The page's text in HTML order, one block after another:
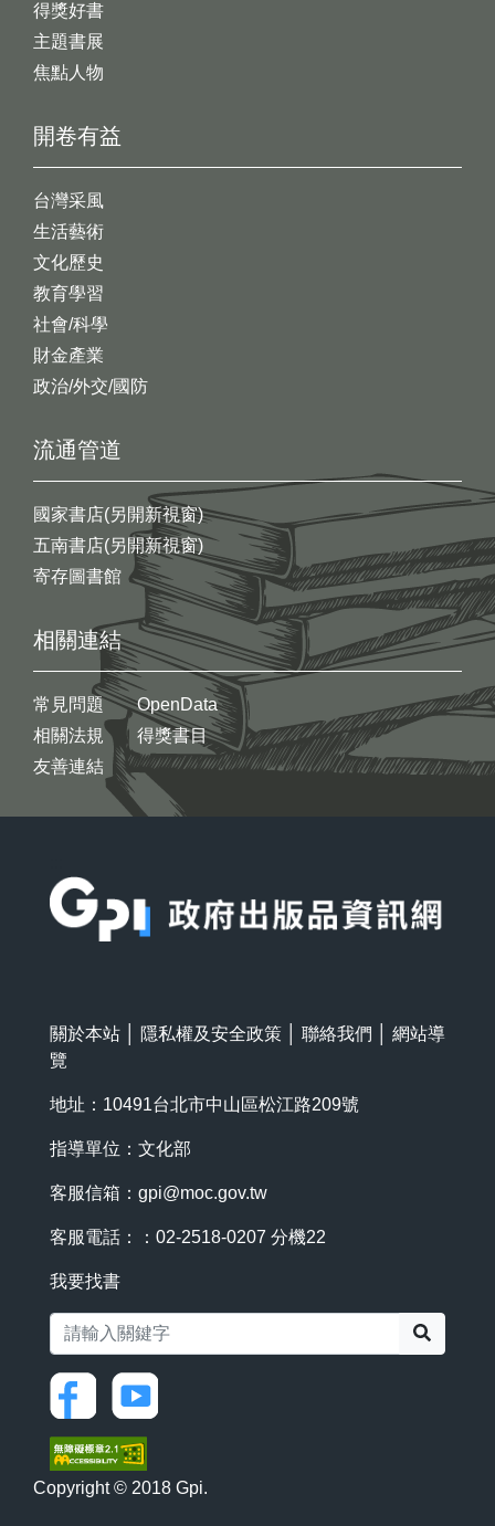
開卷有益
台灣采風
生活藝術
文化歷史
教育學習
社會/科學
財金產業
政治/外交/國防
得獎好書
主題書展
焦點人物
流通管道
國家書店(另開新視窗)
五南書店(另開新視窗)
寄存圖書館
相關連結
常見問題
相關法規
友善連結
OpenData
得獎書目
關於本站 隱私權及安全政策 聯絡我們
網站導
覽
地址：10491台北市中山區松江路209號
指導單位：文化部
客服信箱： gpi@moc.gov.tw
客服電話：：02-2518-0207 分機22
我要找書
Copyright © 2018 Gpi.